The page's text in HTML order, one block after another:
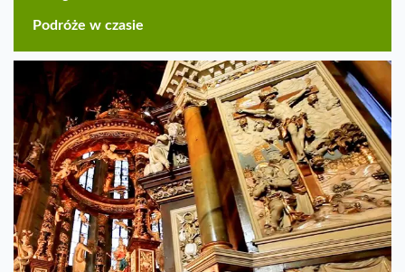
Podróże w czasie